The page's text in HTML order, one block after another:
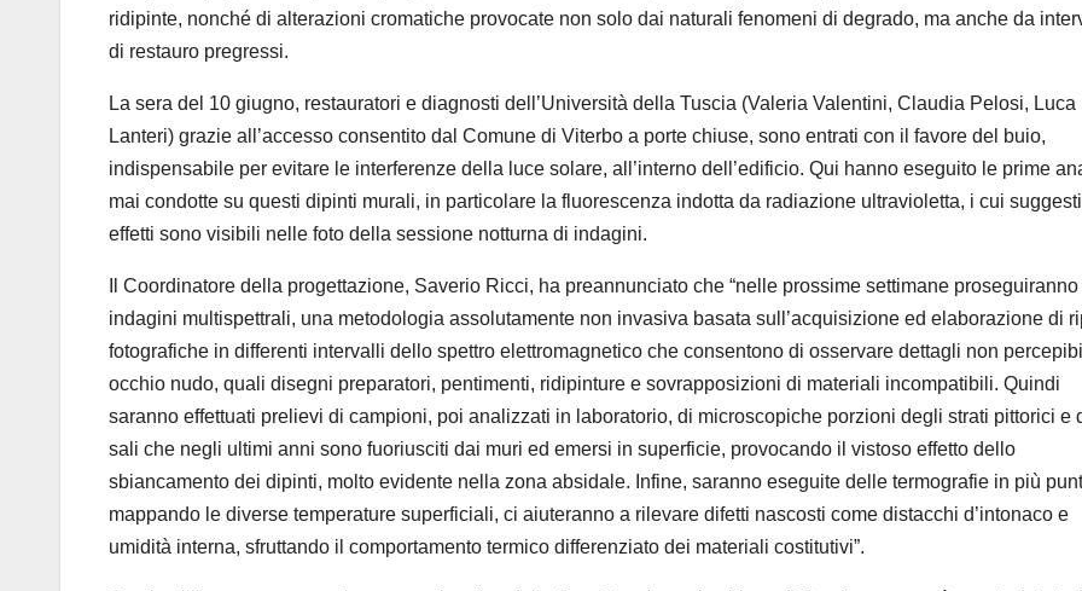
ridipinte, nonché di alterazioni cromatiche provocate non solo dai naturali fenomeni di degrado, ma anche da
di restauro pregressi.
La sera del 10 giugno, restauratori e diagnosti dell’Università della Tuscia (Valeria Valentini, Claudia Pelosi, Luca
Lanteri) grazie all’accesso consentito dal Comune di Viterbo a porte chiuse, sono entrati con il favore del buio,
indispensabile per evitare le interferenze della luce solare, all’interno dell’edificio. Qui hanno eseguito le prime
mai condotte su questi dipinti murali, in particolare la fluorescenza indotta da radiazione ultravioletta, i cui
effetti sono visibili nelle foto della sessione notturna di indagini.
Il Coordinatore della progettazione, Saverio Ricci, ha preannunciato che “nelle prossime settimane
indagini multispettrali, una metodologia assolutamente non invasiva basata sull’acquisizione ed elaborazione di
fotografiche in differenti intervalli dello spettro elettromagnetico che consentono di osservare dettagli non
occhio nudo, quali disegni preparatori, pentimenti, ridipinture e sovrapposizioni di materiali incompatibili. Quindi
saranno effettuati prelievi di campioni, poi analizzati in laboratorio, di microscopiche porzioni degli strati pittorici e
sali che negli ultimi anni sono fuoriusciti dai muri ed emersi in superficie, provocando il vistoso effetto dello
sbiancamento dei dipinti, molto evidente nella zona absidale. Infine, saranno eseguite delle termografie in più
mappando le diverse temperature superficiali, ci aiuteranno a rilevare difetti nascosti come distacchi d’intonaco e
umidità interna, sfruttando il comportamento termico differenziato dei materiali costitutivi”.